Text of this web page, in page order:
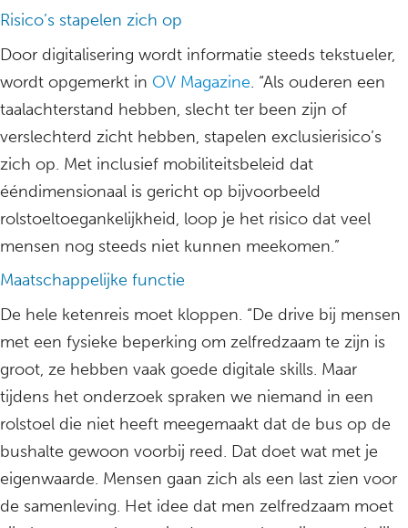
Risico’s stapelen zich op
Door digitalisering wordt informatie steeds tekstueler,
wordt opgemerkt in OV Magazine. “Als ouderen een
taalachterstand hebben, slecht ter been zijn of
verslechterd zicht hebben, stapelen exclusierisico’s
zich op. Met inclusief mobiliteitsbeleid dat
ééndimensionaal is gericht op bijvoorbeeld
rolstoeltoegankelijkheid, loop je het risico dat veel
mensen nog steeds niet kunnen meekomen.”
Maatschappelijke functie
De hele ketenreis moet kloppen. “De drive bij mensen
met een fysieke beperking om zelfredzaam te zijn is
groot, ze hebben vaak goede digitale skills. Maar
tijdens het onderzoek spraken we niemand in een
rolstoel die niet heeft meegemaakt dat de bus op de
bushalte gewoon voorbij reed. Dat doet wat met je
eigenwaarde. Mensen gaan zich als een last zien voor
de samenleving. Het idee dat men zelfredzaam moet